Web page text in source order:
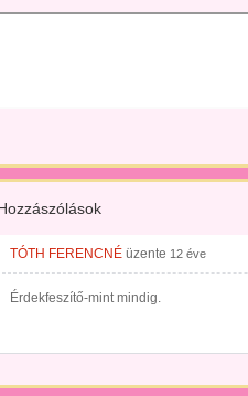
TÓTH FERENCNÉ üzente 12 éve
Érdekfeszítő-mint mindig.